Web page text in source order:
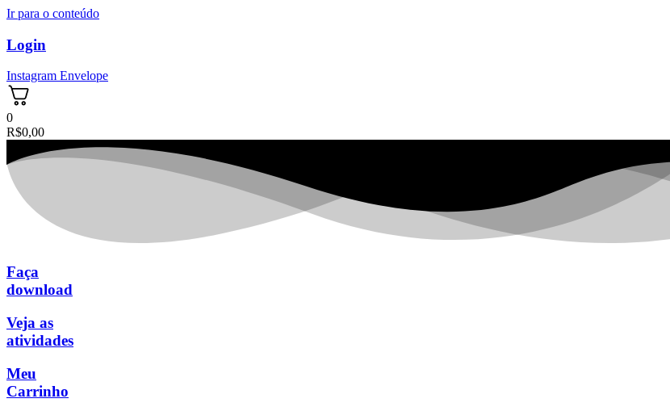
Ir para o conteúdo
Login
Instagram Envelope
0
R$0,00
Faça
download
Veja as
atividades
Meu
Carrinho